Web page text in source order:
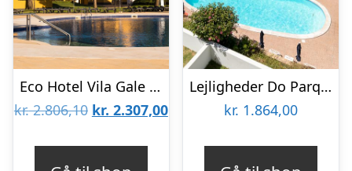
Eco Hotel Vila Gale Albacora
kr.2.806,10 Den
kr. 2.307,00Den
Lejligheder Do Parque
kr. 1.864,00